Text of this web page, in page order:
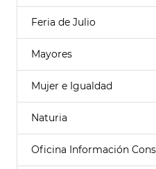
Feria de Julio
Mayores
Mujer e Igualdad
Naturia
Oficina Información